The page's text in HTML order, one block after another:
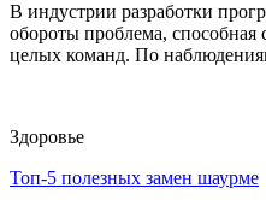
В индустрии разработки
обороты проблема, способная
целых команд. По
Здоровье
Топ-5 полезных замен шаурме